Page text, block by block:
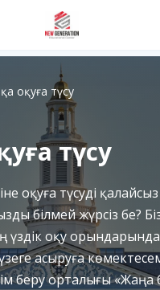
оқуға түсу
түсу
оқуға түсуді
білмей жүрсіз бе? Біз
оқу орындарында
асыруға
беру орталығы «Жаңа